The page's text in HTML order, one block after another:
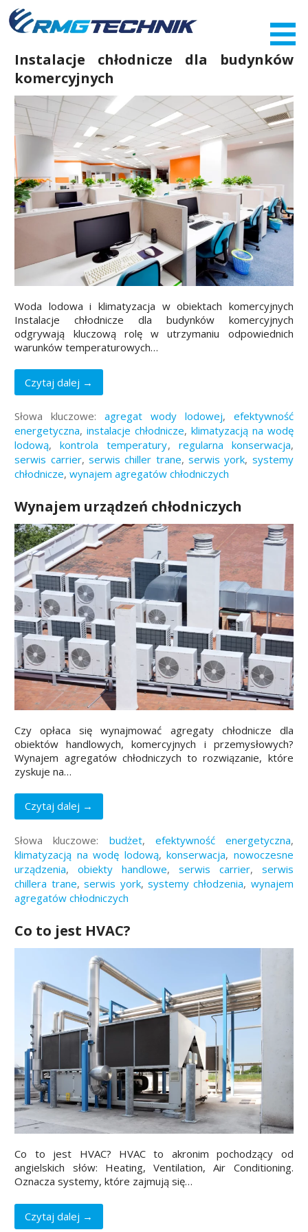
Przejdź
do
zawartości
Instalacje chłodnicze dla budynków
komercyjnych
Woda lodowa i klimatyzacja w obiektach komercyjnych
Instalacje chłodnicze dla budynków komercyjnych
odgrywają kluczową rolę w utrzymaniu odpowiednich
warunków temperaturowych…
Czytaj dalej →
Słowa kluczowe:agregat wody lodowej, efektywność
energetyczna,instalacje chłodnicze, klimatyzacją na wodę
lodową,kontrola temperatury, regularna konserwacja,
serwis carrier, serwis chiller trane,serwis york, systemy
chłodnicze,wynajem agregatów chłodniczych
Wynajem urządzeń chłodniczych
Czy opłaca się wynajmować agregaty chłodnicze dla
obiektów handlowych, komercyjnych i przemysłowych?
Wynajem agregatów chłodniczych to rozwiązanie, które
zyskuje na…
Czytaj dalej →
Słowa kluczowe: budżet, efektywność energetyczna,
klimatyzacją na wodę lodową,konserwacja, nowoczesne
urządzenia,obiekty handlowe, serwis carrier, serwis
chillera trane,serwis york, systemy chłodzenia, wynajem
agregatów chłodniczych
Co to jest HVAC?
Co to jest HVAC? HVAC to akronim pochodzący od
angielskich słów: Heating, Ventilation, Air Conditioning.
Oznacza systemy, które zajmują się…
Czytaj dalej →